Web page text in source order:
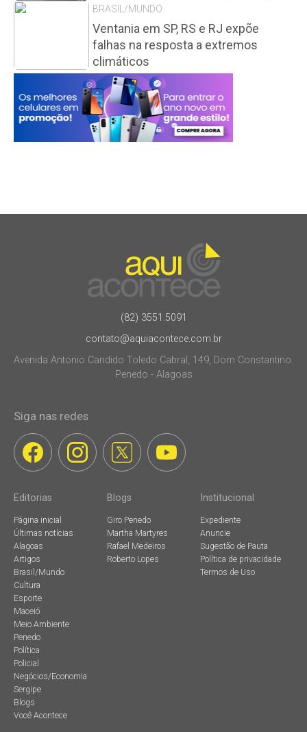
BRASIL/MUNDO
Ventania em SP, RS e RJ expõe
falhas na resposta a extremos
climáticos
(82) 3551.5091
contato@aquiacontece.com.br
Avenida Antonio Candido Toledo Cabral, 149, Dom Constantino.
Penedo - Alagoas
Siga nas redes
Editorias
Página inicial
Últimas notícias
Alagoas
Artigos
Brasil/Mundo
Cultura
Esporte
Maceió
Meio Ambiente
Penedo
Política
Policial
Negócios/Economia
Sergipe
Blogs
Você Acontece
Blogs
Giro Penedo
Martha Martyres
Rafael Medeiros
Roberto Lopes
Institucional
Expediente
Anuncie
Sugestão de Pauta
Política de privacidade
Termos de Uso